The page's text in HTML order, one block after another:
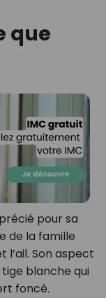
que
pour sa
de la famille
l’ail. Son aspect
blanche qui
foncé.